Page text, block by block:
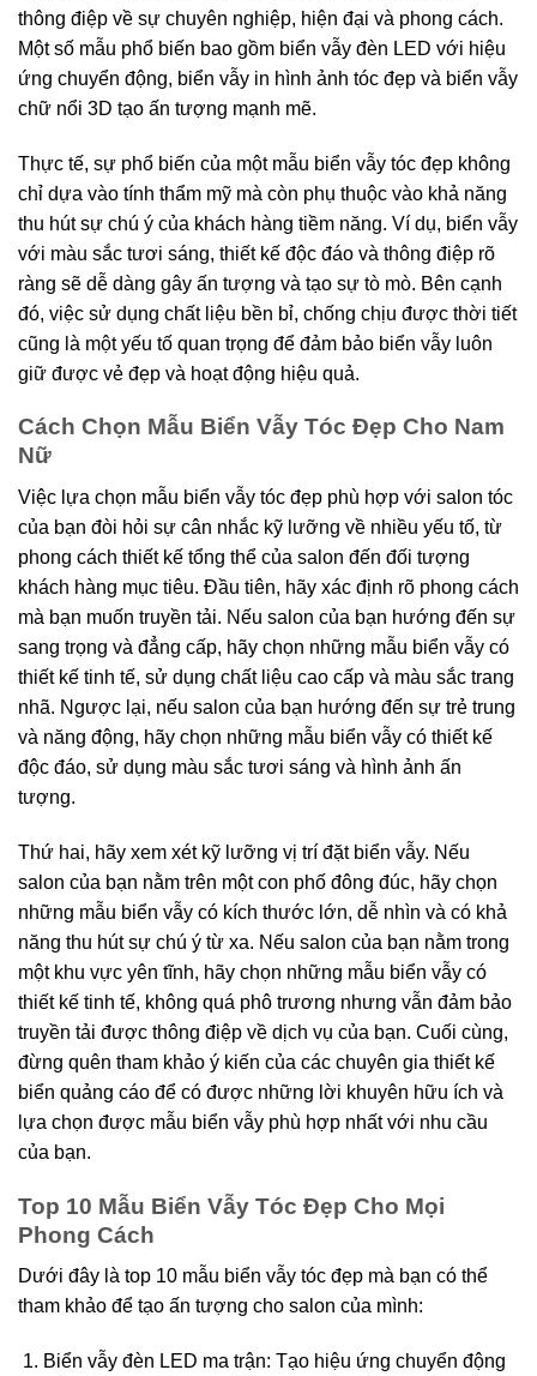
thông điệp về sự chuyên nghiệp, hiện đại và phong cách.
Một số mẫu phổ biến bao gồm biển vẫy đèn LED với hiệu
ứng chuyển động, biển vẫy in hình ảnh tóc đẹp và biển vẫy
chữ nổi 3D tạo ấn tượng mạnh mẽ.
Thực tế, sự phổ biến của một mẫu biển vẫy tóc đẹp không
chỉ dựa vào tính thẩm mỹ mà còn phụ thuộc vào khả năng
thu hút sự chú ý của khách hàng tiềm năng. Ví dụ, biển vẫy
với màu sắc tươi sáng, thiết kế độc đáo và thông điệp rõ
ràng sẽ dễ dàng gây ấn tượng và tạo sự tò mò. Bên cạnh
đó, việc sử dụng chất liệu bền bỉ, chống chịu được thời tiết
cũng là một yếu tố quan trọng để đảm bảo biển vẫy luôn
giữ được vẻ đẹp và hoạt động hiệu quả.
Cách Chọn Mẫu Biển Vẫy Tóc Đẹp Cho Nam
Nữ
Việc lựa chọn mẫu biển vẫy tóc đẹp phù hợp với salon tóc
của bạn đòi hỏi sự cân nhắc kỹ lưỡng về nhiều yếu tố, từ
phong cách thiết kế tổng thể của salon đến đối tượng
khách hàng mục tiêu. Đầu tiên, hãy xác định rõ phong cách
mà bạn muốn truyền tải. Nếu salon của bạn hướng đến sự
sang trọng và đẳng cấp, hãy chọn những mẫu biển vẫy có
thiết kế tinh tế, sử dụng chất liệu cao cấp và màu sắc trang
nhã. Ngược lại, nếu salon của bạn hướng đến sự trẻ trung
và năng động, hãy chọn những mẫu biển vẫy có thiết kế
độc đáo, sử dụng màu sắc tươi sáng và hình ảnh ấn
tượng.
Thứ hai, hãy xem xét kỹ lưỡng vị trí đặt biển vẫy. Nếu
salon của bạn nằm trên một con phố đông đúc, hãy chọn
những mẫu biển vẫy có kích thước lớn, dễ nhìn và có khả
năng thu hút sự chú ý từ xa. Nếu salon của bạn nằm trong
một khu vực yên tĩnh, hãy chọn những mẫu biển vẫy có
thiết kế tinh tế, không quá phô trương nhưng vẫn đảm bảo
truyền tải được thông điệp về dịch vụ của bạn. Cuối cùng,
đừng quên tham khảo ý kiến của các chuyên gia thiết kế
biển quảng cáo để có được những lời khuyên hữu ích và
lựa chọn được mẫu biển vẫy phù hợp nhất với nhu cầu
của bạn.
Top 10 Mẫu Biển Vẫy Tóc Đẹp Cho Mọi
Phong Cách
Dưới đây là top 10 mẫu biển vẫy tóc đẹp mà bạn có thể
tham khảo để tạo ấn tượng cho salon của mình:
Biển vẫy đèn LED ma trận: Tạo hiệu ứng chuyển động